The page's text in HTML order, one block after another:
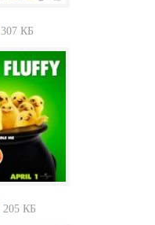
307 КБ
205 КБ